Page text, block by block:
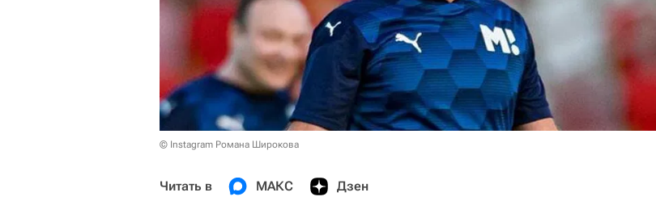
© Instagram Романа Широкова
Читать в МАКС Дзен